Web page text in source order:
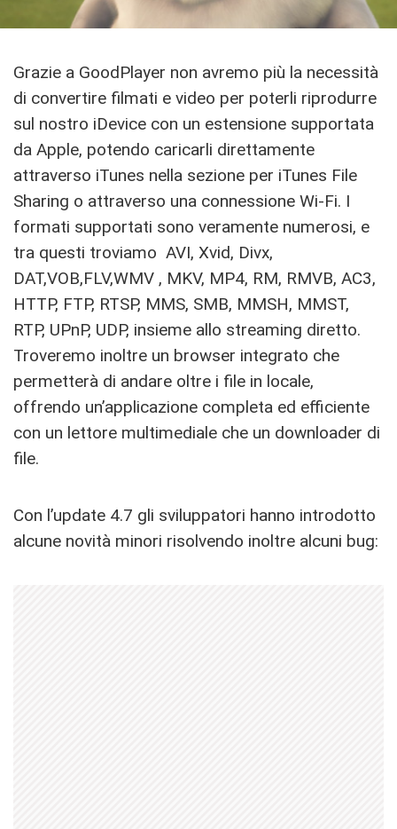
Grazie a GoodPlayer non avremo più la necessità
di convertire filmati e video per poterli riprodurre
sul nostro iDevice con un estensione supportata
da Apple, potendo caricarli direttamente
attraverso iTunes nella sezione per iTunes File
Sharing o attraverso una connessione Wi-Fi. I
formati supportati sono veramente numerosi, e
tra questi troviamo AVI, Xvid, Divx,
DAT,VOB,FLV,WMV , MKV, MP4, RM, RMVB, AC3,
HTTP, FTP, RTSP, MMS, SMB, MMSH, MMST,
RTP, UPnP, UDP, insieme allo streaming diretto.
Troveremo inoltre un browser integrato che
permetterà di andare oltre i file in locale,
offrendo un’applicazione completa ed efficiente
con un lettore multimediale che un downloader di
file.
Con l’update 4.7 gli sviluppatori hanno introdotto
alcune novità minori risolvendo inoltre alcuni bug: